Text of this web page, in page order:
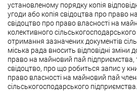
установленому порядку копія
угоди або копія свідоцтва про право
свідоцтво про право власності на
колективного
отримання зазначених документів
міська рада вносить відповідні зміни
право на майновий пай
свідоцтво, про що робиться запис у
право власності на майновий пай
сільськогосподарського підприємства.